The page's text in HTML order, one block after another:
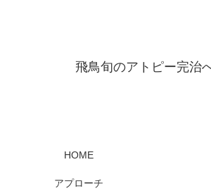
飛鳥旬のアトピー完治
HOME
アプローチ